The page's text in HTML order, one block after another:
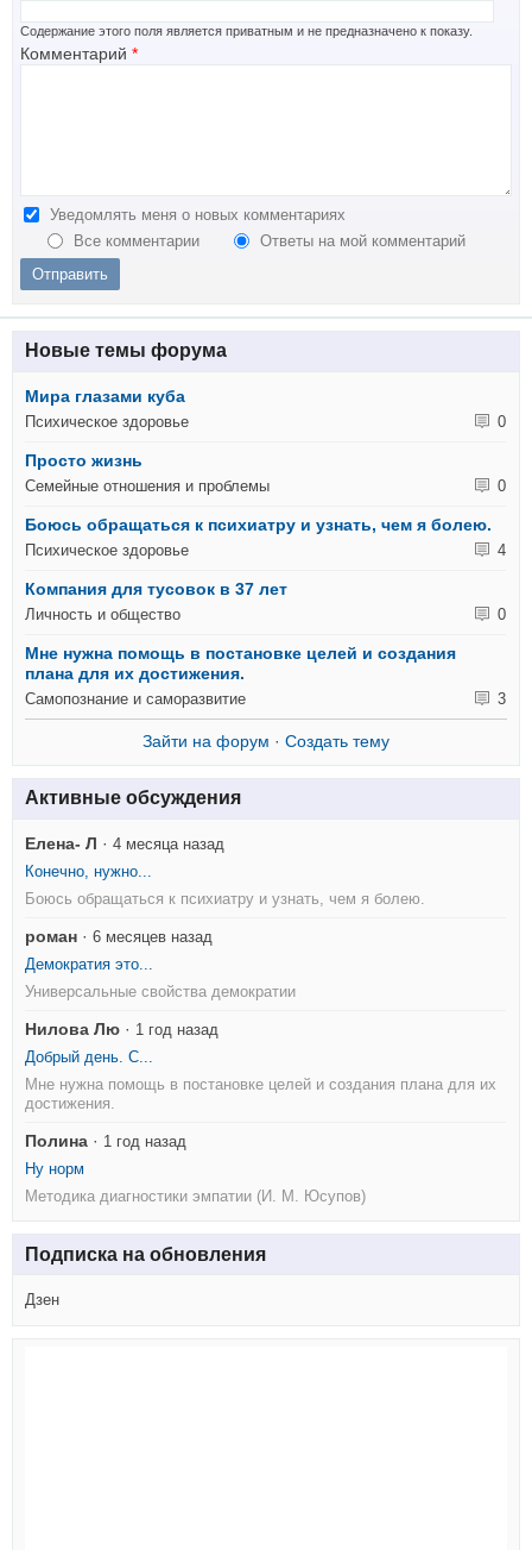
Содержание этого поля является приватным и не предназначено к показу.
Комментарий *
Уведомлять меня о новых комментариях
Все комментарии
Ответы на мой комментарий
Новые темы форума
Мира глазами куба
Психическое здоровье 0
Просто жизнь
Семейные отношения и проблемы 0
Боюсь обращаться к психиатру и узнать, чем я болею.
Психическое здоровье 4
Компания для тусовок в 37 лет
Личность и общество 0
Мне нужна помощь в постановке целей и создания
плана для их достижения.
Самопознание и саморазвитие 3
Зайти на форум · Создать тему
Активные обсуждения
Елена- Л ·4 месяца назад
Конечно, нужно...
Боюсь обращаться к психиатру и узнать, чем я болею.
роман ·6 месяцев назад
Демократия это...
Универсальные свойства демократии
Нилова Лю · 1 год назад
Добрый день. С...
Мне нужна помощь в постановке целей и создания плана для их
достижения.
Полина · 1 год назад
Ну норм
Методика диагностики эмпатии (И. М. Юсупов)
Подписка на обновления
Дзен